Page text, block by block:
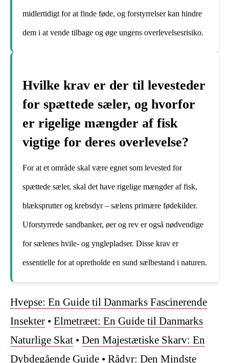
midlertidigt for at finde føde, og forstyrrelser kan hindre
dem i at vende tilbage og øge ungens overlevelsesrisiko.
Hvilke krav er der til levesteder
for spættede sæler, og hvorfor
er rigelige mængder af fisk
vigtige for deres overlevelse?
For at et område skal være egnet som levested for
spættede sæler, skal det have rigelige mængder af fisk,
blæksprutter og krebsdyr – sælens primære fødekilder.
Uforstyrrede sandbanker, øer og rev er også nødvendige
for sælenes hvile- og ynglepladser. Disse krav er
essentielle for at opretholde en sund sælbestand i naturen.
Hvepse: En Guide til Danmarks Fascinerende
Insekter • Elmetræet: En Guide til Danmarks
Naturlige Skat • Den Majestætiske Skarv: En
Dybdegående Guide • Rådyr: Den Mindste